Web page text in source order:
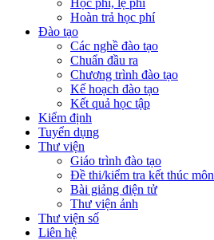
Học phí, lệ phí
Hoàn trả học phí
Đào tạo
Các nghề đào tạo
Chuẩn đầu ra
Chương trình đào tạo
Kế hoạch đào tạo
Kết quả học tập
Kiểm định
Tuyển dụng
Thư viện
Giáo trình đào tạo
Đề thi/kiểm tra kết thúc môn
Bài giảng điện tử
Thư viện ảnh
Thư viện số
Liên hệ